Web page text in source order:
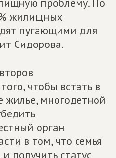
проблему. По
жилищных
пугающими для
Сидорова.
чтобы встать в
жилье, многодетной
орган
в том, что семья
получить статус